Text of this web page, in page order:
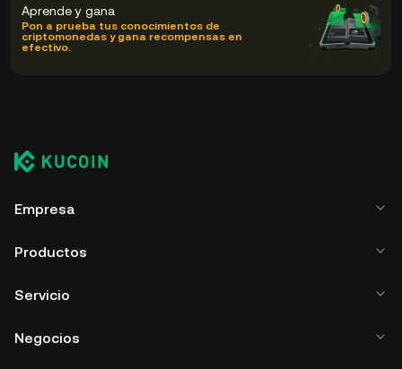
Aprende y gana
Pon a prueba tus conocimientos de
criptomonedas y gana recompensas en
efectivo.
Empresa
Productos
Servicio
Negocios